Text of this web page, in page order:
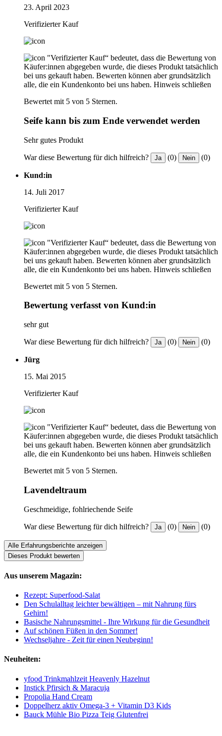
23. April 2023
Verifizierter Kauf
"Verifizierter Kauf“ bedeutet, dass die Bewertung von
Käufer:innen abgegeben wurde, die dieses Produkt tatsächlich
bei uns gekauft haben. Bewerten können aber grundsätzlich
alle, die ein Kundenkonto bei uns haben. Hinweis schließen
Bewertet mit 5 von 5 Sternen.
Seife kann bis zum Ende verwendet werden
Sehr gutes Produkt
War diese Bewertung für dich hilfreich? Ja (0) Nein (0)
Kund:in
14. Juli 2017
Verifizierter Kauf
"Verifizierter Kauf“ bedeutet, dass die Bewertung von
Käufer:innen abgegeben wurde, die dieses Produkt tatsächlich
bei uns gekauft haben. Bewerten können aber grundsätzlich
alle, die ein Kundenkonto bei uns haben. Hinweis schließen
Bewertet mit 5 von 5 Sternen.
Bewertung verfasst von Kund:in
sehr gut
War diese Bewertung für dich hilfreich? Ja (0) Nein (0)
Jürg
15. Mai 2015
Verifizierter Kauf
"Verifizierter Kauf“ bedeutet, dass die Bewertung von
Käufer:innen abgegeben wurde, die dieses Produkt tatsächlich
bei uns gekauft haben. Bewerten können aber grundsätzlich
alle, die ein Kundenkonto bei uns haben. Hinweis schließen
Bewertet mit 5 von 5 Sternen.
Lavendeltraum
Geschmeidige, fohlriechende Seife
War diese Bewertung für dich hilfreich? Ja (0) Nein (0)
Alle Erfahrungsberichte anzeigen
Dieses Produkt bewerten
Aus unserem Magazin:
Rezept: Superfood-Salat
Den Schulalltag leichter bewältigen – mit Nahrung fürs
Gehirn!
Basische Nahrungsmittel - Ihre Wirkung für die Gesundheit
Auf schönen Füßen in den Sommer!
Wechseljahre - Zeit für einen Neubeginn!
Neuheiten:
yfood Trinkmahlzeit Heavenly Hazelnut
Instick Pfirsich & Maracuja
Propolia Hand Cream
Doppelherz aktiv Omega-3 + Vitamin D3 Kids
Bauck Mühle Bio Pizza Teig Glutenfrei